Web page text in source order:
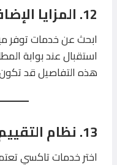
12. المزايا الإضافية
ابحث عن خدمات توفر
استقبال عند بوابة
هذه التفاصيل قد
13. نظام التقييم بعد الرحلة
اختر خدمات تاكسي